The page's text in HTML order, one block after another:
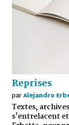
Reprises
parAlejandro
Textes,
s'entrelacent